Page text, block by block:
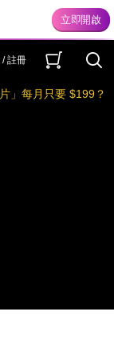
/ 註冊
片」每月只要 $199？